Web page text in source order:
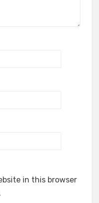
in this browser